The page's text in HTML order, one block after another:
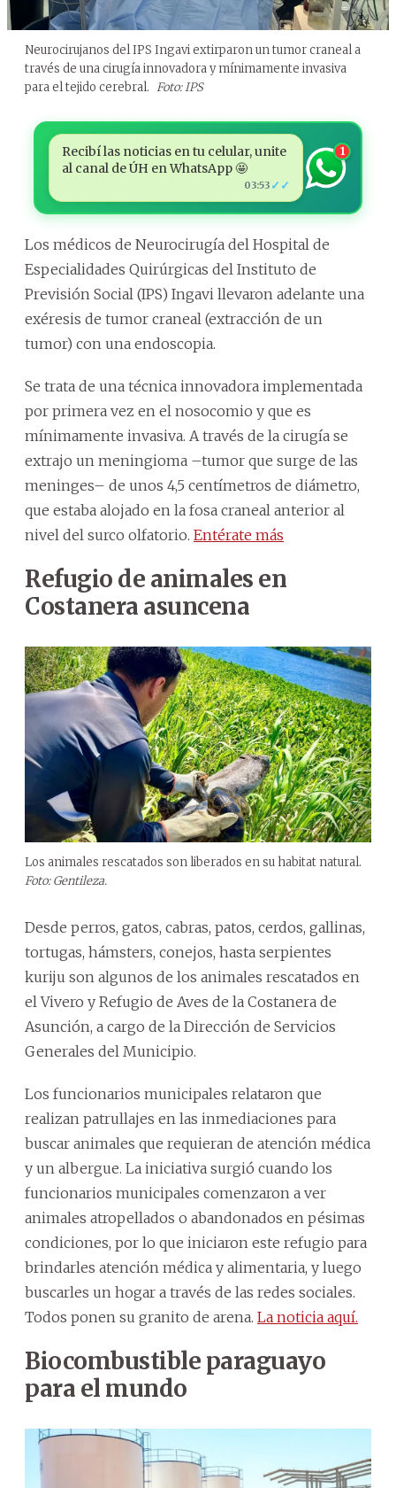
Neurocirujanos del IPS Ingavi extirparon un tumor craneal a
través de una cirugía innovadora y mínimamente invasiva
para el tejido cerebral. Foto: IPS
Recibí las noticias en tu celular, unite
al canal de ÚH en WhatsApp 🤩
03:53 ✓✓
1
Los médicos de Neurocirugía del Hospital de
Especialidades Quirúrgicas del Instituto de
Previsión Social (IPS) Ingavi llevaron adelante una
exéresis de tumor craneal (extracción de un
tumor) con una endoscopia.
Se trata de una técnica innovadora implementada
por primera vez en el nosocomio y que es
mínimamente invasiva. A través de la cirugía se
extrajo un meningioma –tumor que surge de las
meninges– de unos 4,5 centímetros de diámetro,
que estaba alojado en la fosa craneal anterior al
nivel del surco olfatorio. Entérate más
Refugio de animales en
Costanera asuncena
Los animales rescatados son liberados en su habitat natural.
Foto: Gentileza.
Desde perros, gatos, cabras, patos, cerdos, gallinas,
tortugas, hámsters, conejos, hasta serpientes
kuriju son algunos de los animales rescatados en
el Vivero y Refugio de Aves de la Costanera de
Asunción, a cargo de la Dirección de Servicios
Generales del Municipio.
Los funcionarios municipales relataron que
realizan patrullajes en las inmediaciones para
buscar animales que requieran de atención médica
y un albergue. La iniciativa surgió cuando los
funcionarios municipales comenzaron a ver
animales atropellados o abandonados en pésimas
condiciones, por lo que iniciaron este refugio para
brindarles atención médica y alimentaria, y luego
buscarles un hogar a través de las redes sociales.
Todos ponen su granito de arena. La noticia aquí.
Biocombustible paraguayo
para el mundo